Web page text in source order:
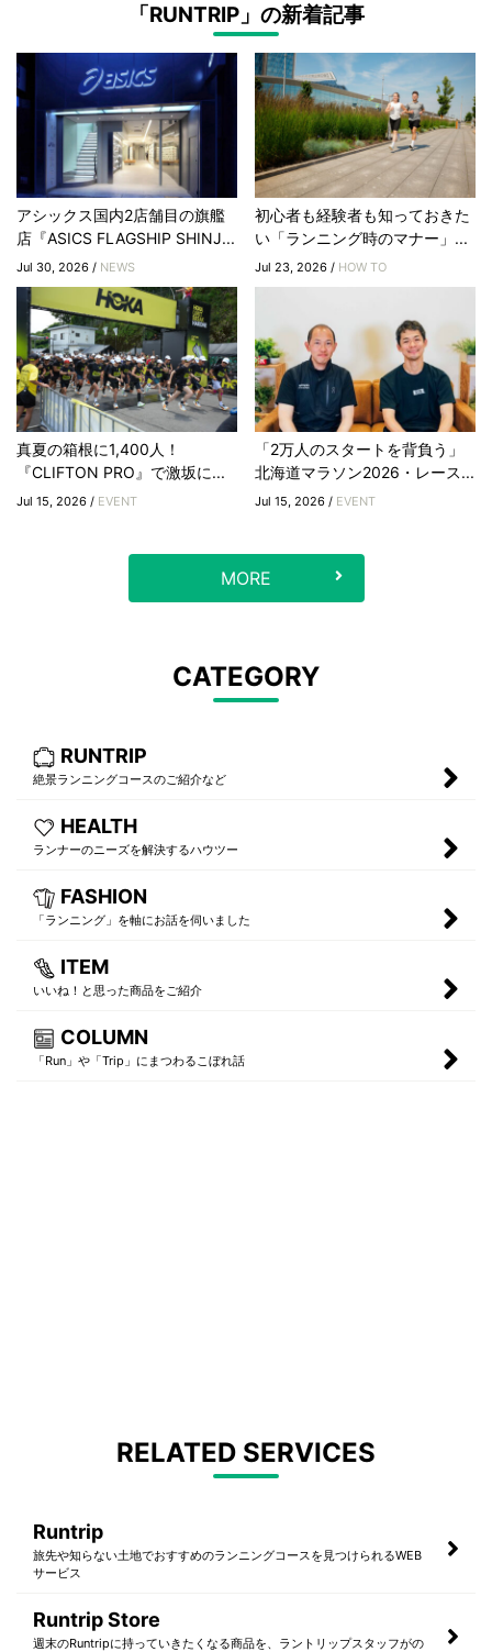
「RUNTRIP」の新着記事
アシックス国内2店舗目の旗艦
店『ASICS FLAGSHIP SHINJ...
Jul 30, 2026 / NEWS
初心者も経験者も知っておきた
い「ランニング時のマナー」...
Jul 23, 2026 / HOW TO
真夏の箱根に1,400人！
『CLIFTON PRO』で激坂に...
Jul 15, 2026 / EVENT
「2万人のスタートを背負う」
北海道マラソン2026・レース...
Jul 15, 2026 / EVENT
MORE
CATEGORY
RUNTRIP
絶景ランニングコースのご紹介など
HEALTH
ランナーのニーズを解決するハウツー
FASHION
「ランニング」を軸にお話を伺いました
ITEM
いいね！と思った商品をご紹介
COLUMN
「Run」や「Trip」にまつわるこぼれ話
RELATED SERVICES
Runtrip
旅先や知らない土地でおすすめのランニングコースを見つけられるWEB
サービス
Runtrip Store
週末のRuntripに持っていきたくなる商品を、ラントリップスタッフがの